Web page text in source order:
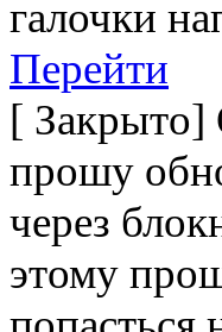
галочки
Перейти
[ Закрыто]
прошу
через
этому